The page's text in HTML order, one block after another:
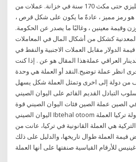
كان تذكار نساه لورد انجليزي حتى مكث 170 سنة في خزانة. عملات من
هو رمز مميز ، عادةً ما يكون على شكل قرص ،
وقيمة معينين ، وغالبًا ما يصدر عن الحكومة.
كشكل من أشكال المال في المعاملات
الدولار مقابل العملات الاجنبية والنفط في
العراقي عملةهذا المقال هو عن . إذا كنت
انظر عملة توضيح.النقد أو العملة هي وحدة
من دولة إلى اخرى وتمثل العملة شكل يسهل
التبادل القديم القائم على اليوان الصيني
في الصين عملة الصين فئات اليوان الصيني قوة
اليوان الصيني Ibtehal otoom أبريل 14, 2020 عملة دولة تركيا العملة
التركية هي العملة القانونية في تركيا، عانت من
قيمة العملة طوال تاريخها، والدليل على ذلك
للأرقام القياسية صنفتها على أنها العملة